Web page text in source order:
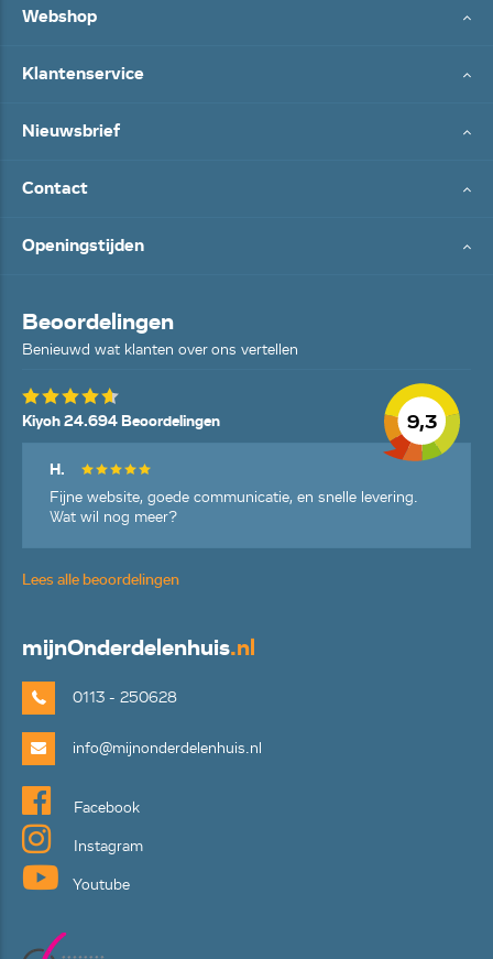
Webshop
Klantenservice
Nieuwsbrief
Contact
Openingstijden
Beoordelingen
Benieuwd wat klanten over ons vertellen
9,3
Kiyoh 24.694 Beoordelingen
H.
Fijne website, goede communicatie, en snelle levering.
Wat wil nog meer?
Lees alle beoordelingen
mijnOnderdelenhuis.nl
0113 - 250628
info@mijnonderdelenhuis.nl
Facebook
Instagram
Youtube